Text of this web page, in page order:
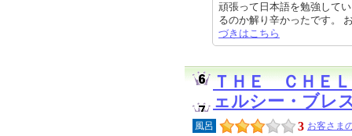
頑張って日本語を勉強して
るのか解り辛かったです。
づきはこちら
ＴＨＥ ＣＨＥ
ェルシー・ブレ
風呂 3 お客さま